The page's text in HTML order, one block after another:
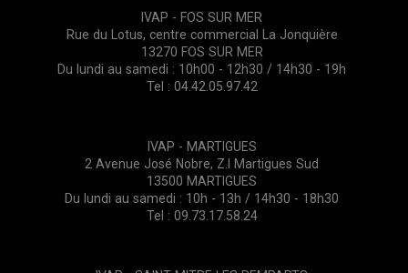
IVAP - FOS SUR MER
Rue du Lotus, centre commercial La Jonquière
13270 FOS SUR MER
Du lundi au samedi : 10h00 - 12h30 / 14h30 - 19h
Tel : 04.42.05.97.42
IVAP - MARTIGUES
2 Avenue José Nobre, Z.I Martigues Sud
13500 MARTIGUES
Du lundi au samedi : 10h - 13h / 14h30 - 18h30
Tel : 09.73.17.58.24